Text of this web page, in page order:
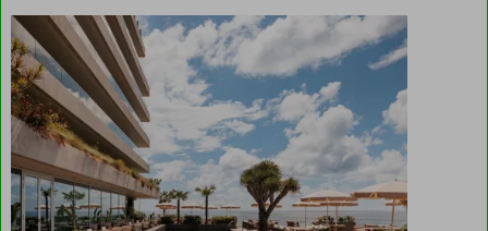
eens
vanaf
het
water
te
bewonderen.
En
wist
je
dat